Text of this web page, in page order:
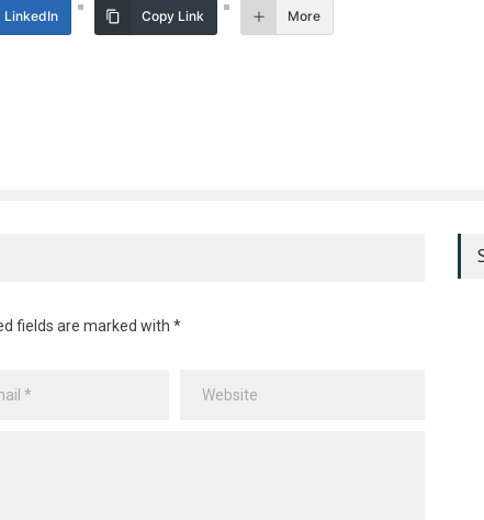
LinkedIn Copy Link More
fields are marked with *